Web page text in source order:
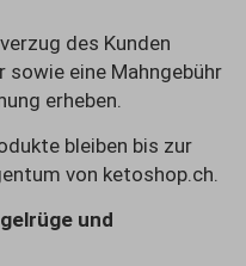
des Kunden
sowie eine Mahngebühr
erheben.
bleiben bis zur
von ketoshop.ch.
und